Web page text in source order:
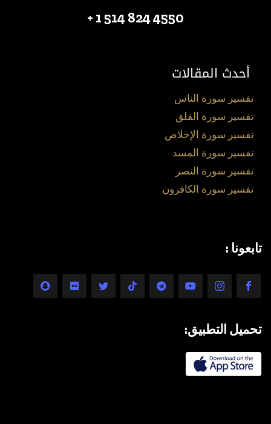
4550 824 514 1 +
أحدث المقالات
تفسير سورة الناس
تفسير سورة الفلق
تفسير سورة الإخلاص
تفسير سورة المسد
تفسير سورة النصر
تفسير سورة الكافرون
تابعونا :
تحميل التطبيق: